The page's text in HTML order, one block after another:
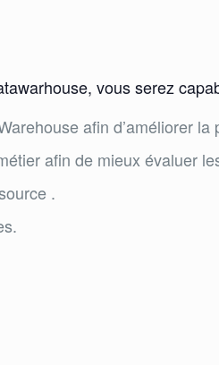
vous serez
afin d’améliorer la
afin de mieux évaluer
.